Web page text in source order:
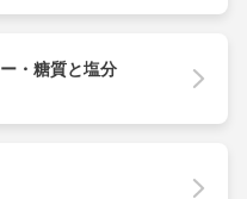
・糖質と塩分